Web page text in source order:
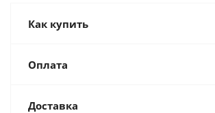
Как купить
Оплата
Доставка